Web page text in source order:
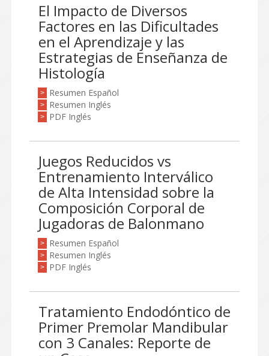
El Impacto de Diversos
Factores en las Dificultades
en el Aprendizaje y las
Estrategias de Enseñanza de
Histología
> Resumen Español
> Resumen Inglés
> PDF Inglés
Juegos Reducidos vs
Entrenamiento Interválico
de Alta Intensidad sobre la
Composición Corporal de
Jugadoras de Balonmano
> Resumen Español
> Resumen Inglés
> PDF Inglés
Tratamiento Endodóntico de
Primer Premolar Mandibular
con 3 Canales: Reporte de